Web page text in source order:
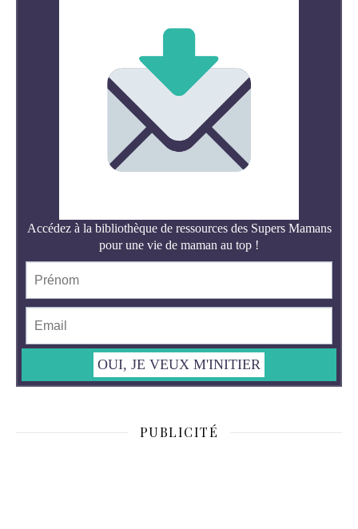
PUBLICITÉ